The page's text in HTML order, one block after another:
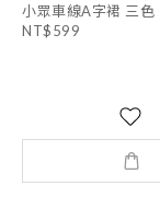
小眾車線A字裙 三色
NT$599